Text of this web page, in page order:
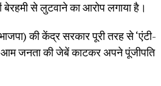
से लुटवाने का आरोप लगाया है।
की केंद्र सरकार पूरी तरह से ‘एंटी-
आम जनता की जेबें काटकर अपने पूंजीपति